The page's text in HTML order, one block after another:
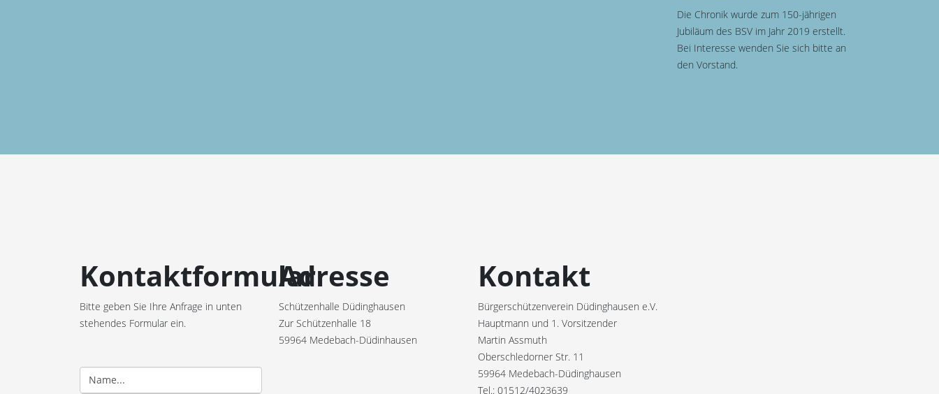
Die Chronik wurde zum 150-jährigen
Jubiläum des BSV im Jahr 2019 erstellt.
Bei Interesse wenden Sie sich bitte an
den Vorstand.
Kontaktformular
Bitte geben Sie Ihre Anfrage in unten
stehendes Formular ein.
Adresse
Schützenhalle Düdinghausen
Zur Schützenhalle 18
59964 Medebach-Düdinhausen
Kontakt
Bürgerschützenverein Düdinghausen e.V.
Hauptmann und 1. Vorsitzender
Martin Assmuth
Oberschledorner Str. 11
59964 Medebach-Düdinghausen
Tel.: 01512/4023639